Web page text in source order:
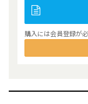
購入には会員登録が